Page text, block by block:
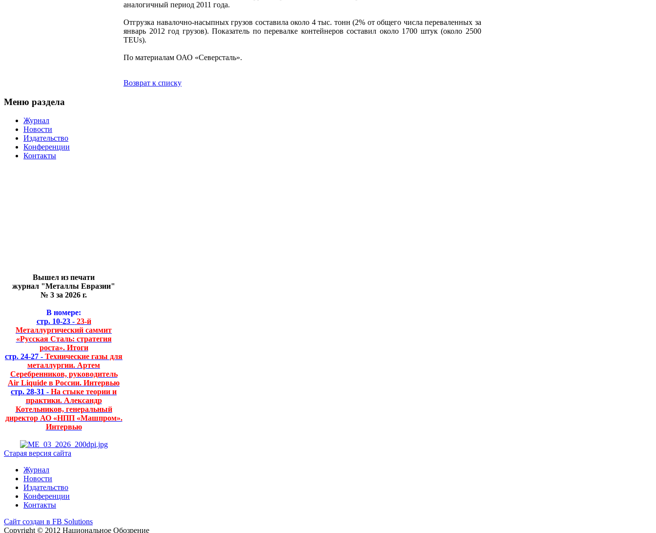
аналогичный период 2011 года.
Отгрузка навалочно-насыпных грузов составила около 4 тыс. тонн (2% от общего числа переваленных за
январь 2012 год грузов). Показатель по перевалке контейнеров составил около 1700 штук (около 2500
TEUs).
По материалам ОАО «Северсталь».
Возврат к списку
Меню раздела
Журнал
Новости
Издательство
Конференции
Контакты
Вышел из печати
журнал "Металлы Евразии"
№ 3 за 2026 г.
В номере:
стр. 10-23 -23-й
Металлургический саммит
«Русская Сталь: стратегия
роста». Итоги
стр. 24-27 - Технические газы для
металлургии. Артем
Серебренников, руководитель
Air Liquide в России. Интервью
стр. 28-31 - На стыке теории и
практики. Александр
Котельников, генеральный
директор АО «НПП «Машпром».
Интервью
Старая версия сайта
Журнал
Новости
Издательство
Конференции
Контакты
Сайт создан в FB Solutions
Copyright © 2012 Национальное Обозрение